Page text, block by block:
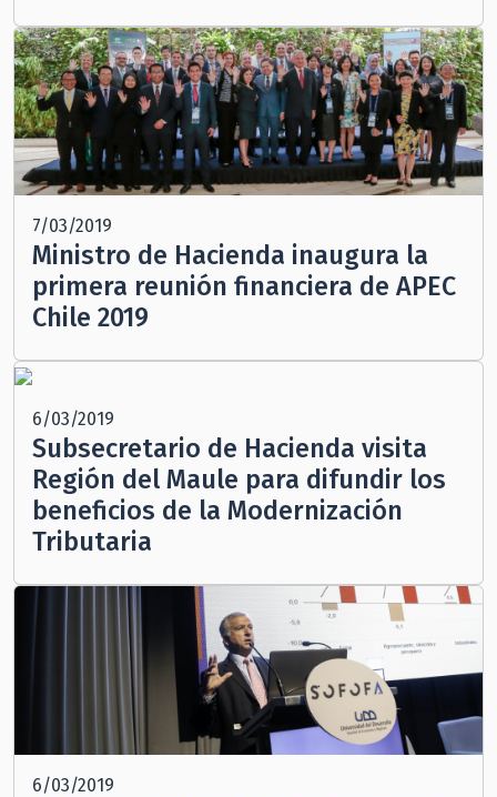
7/03/2019
Ministro de Hacienda inaugura la
primera reunión financiera de APEC
Chile 2019
6/03/2019
Subsecretario de Hacienda visita
Región del Maule para difundir los
beneficios de la Modernización
Tributaria
6/03/2019